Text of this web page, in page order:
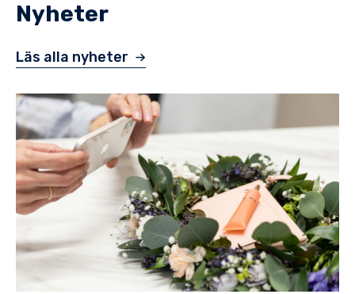
Nyheter
Läs alla nyheter